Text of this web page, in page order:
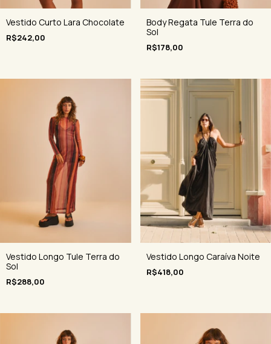
Vestido Curto Lara Chocolate
R$242,00
Body Regata Tule Terra do
Sol
R$178,00
Vestido Longo Tule Terra do
Sol
R$288,00
Vestido Longo Caraíva Noite
R$418,00